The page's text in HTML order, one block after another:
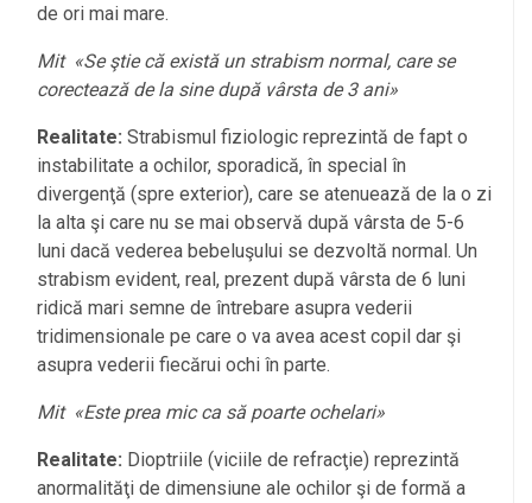
de ori mai mare.
Mit «Se ştie că există un strabism normal, care se
corectează de la sine după vârsta de 3 ani»
Realitate: Strabismul fiziologic reprezintă de fapt o
instabilitate a ochilor, sporadică, în special în
divergenţă (spre exterior), care se atenuează de la o zi
la alta şi care nu se mai observă după vârsta de 5-6
luni dacă vederea bebeluşului se dezvoltă normal. Un
strabism evident, real, prezent după vârsta de 6 luni
ridică mari semne de întrebare asupra vederii
tridimensionale pe care o va avea acest copil dar şi
asupra vederii fiecărui ochi în parte.
Mit «Este prea mic ca să poarte ochelari»
Realitate: Dioptriile (viciile de refracţie) reprezintă
anormalităţi de dimensiune ale ochilor şi de formă a